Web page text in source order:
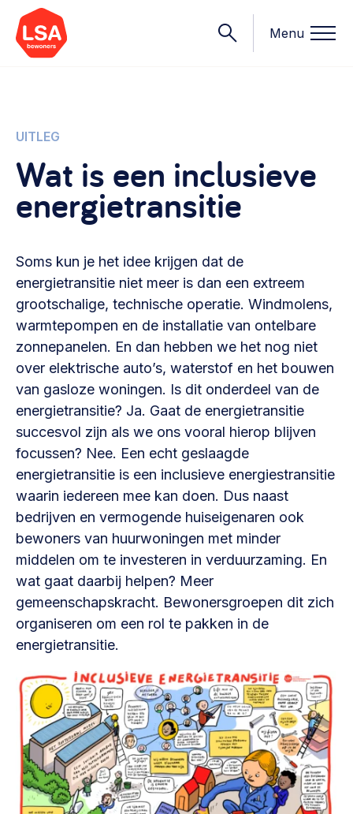
Menu
Onderwerpen
Starten van een initiatief
Rechtsvormen, positionering, organisatiemodellen >
Financieringsvormen, administratie, begroting en omzet >
Organisatie en beheer
Bestuur, horeca, evenementen, verhuur en communicatie >
Vrijwilligers en medewerkers
Werving, contracten en vergoedingen, betaalde krachten
Eigen gebouw
Huren of kopen, maatschappelijk vastgoed,
ontmoetingsplekken >
Sociaal ondernemen
Bewonersbedrijf starten, ondernemingsplan maken >
Buurtbewoners verbinden
Community building en ABCD, welkomstcultuur >
Zorgzame gemeenschappen
Betrokken buurten, contact stimuleren, netwerken
Wijkaanpak
Werken aan de wijk, ABCD, WijkWijzer >
Weerbare gemeenschappen
Voorbereiden op crisis, noodsteunpunten,
ontmoetingsplekken >
Wat we doen
Contact
Opinie
Bijeenkomsten
Team
Lid worden
030 231 7511
info@lsabewoners.nl
UITLEG
Wat is een inclusieve
energietransitie
Soms kun je het idee krijgen dat de
energietransitie niet meer is dan een extreem
grootschalige, technische operatie. Windmolens,
warmtepompen en de installatie van ontelbare
zonnepanelen. En dan hebben we het nog niet
over elektrische auto’s, waterstof en het bouwen
van gasloze woningen. Is dit onderdeel van de
energietransitie? Ja. Gaat de energietransitie
succesvol zijn als we ons vooral hierop blijven
focussen? Nee. Een echt geslaagde
energietransitie is een inclusieve energiestransitie
waarin iedereen mee kan doen. Dus naast
bedrijven en vermogende huiseigenaren ook
bewoners van huurwoningen met minder
middelen om te investeren in verduurzaming. En
wat gaat daarbij helpen? Meer
gemeenschapskracht. Bewonersgroepen dit zich
organiseren om een rol te pakken in de
energietransitie.